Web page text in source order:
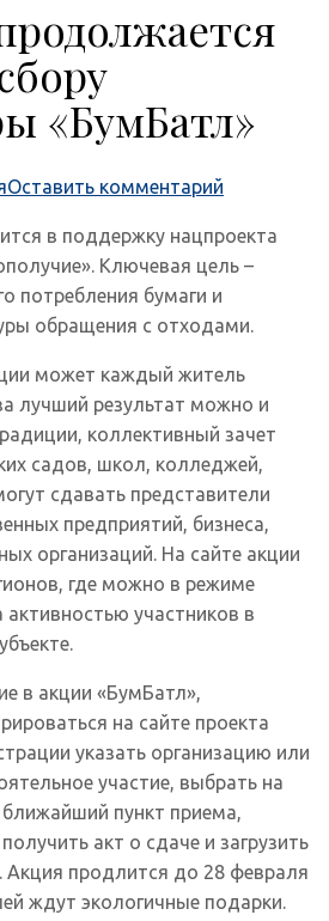
«БумБатл»
Оставить комментарий
в поддержку нацпроекта
Ключевая цель –
потребления бумаги и
обращения с отходами.
может каждый житель
лучший результат можно и
коллективный зачет
садов, школ, колледжей,
сдавать представители
предприятий, бизнеса,
организаций. На сайте акции
где можно в режиме
участников в
в акции «БумБатл»,
на сайте проекта
указать организацию или
участие, выбрать на
ближайший пункт приема,
акт о сдаче и загрузить
Акция продлится до 28 февраля
ждут экологичные подарки.